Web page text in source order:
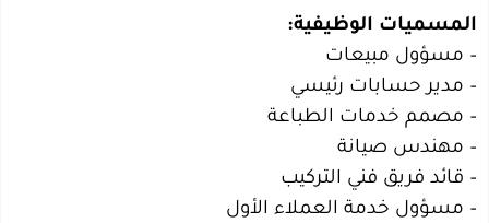
المسميات الوظيفية:
– مسؤول مبيعات
– مدير حسابات رئيسي
– مصمم خدمات الطباعة
– مهندس صيانة
– قائد فريق فني التركيب
– مسؤول خدمة العملاء الأول